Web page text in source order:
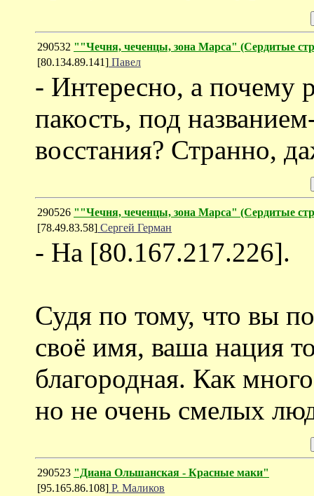
290532 ""Чечня, чеченцы, зона Марса" (Cердитые
[80.134.89.141] Павел
- Интересно, а почему
пакость, под
восстания? Странно,
290526 ""Чечня, чеченцы, зона Марса" (Cердитые
[78.49.83.58] Сергей Герман
- На [80.167.217.226].
Судя по тому, что вы
своё имя, ваша нация
благородная. Как
но не очень смелых
290523 "Диана Ольшанская - Красные маки"
[95.165.86.108] Р. Маликов